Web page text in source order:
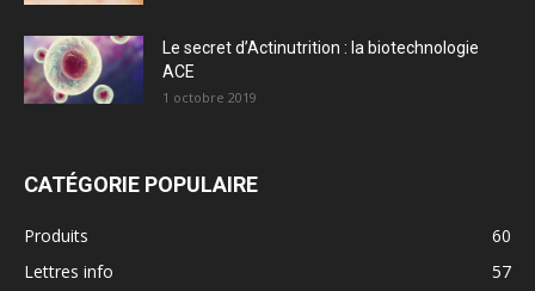
Le secret d’Actinutrition : la biotechnologie
ACE
1 octobre 2019
CATÉGORIE POPULAIRE
Produits
60
Lettres info
57